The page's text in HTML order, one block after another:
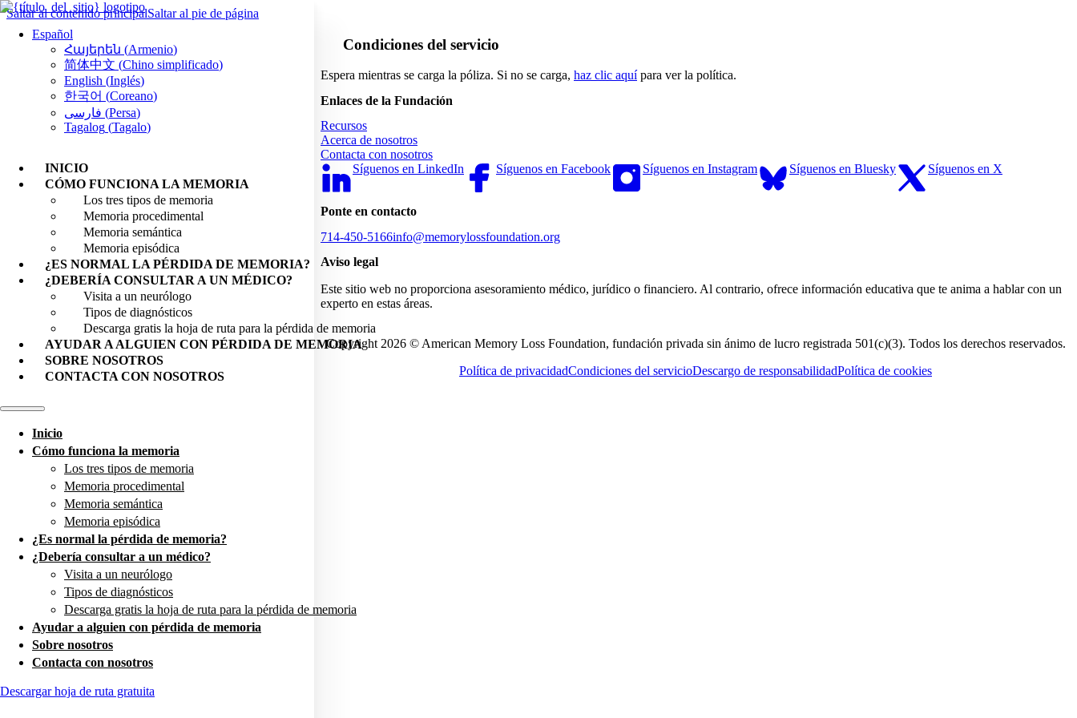
Saltar al contenido principalSaltar al pie de página
Español
Հայերեն (Armenio)
简体中文 (Chino simplificado)
English (Inglés)
한국어 (Coreano)
فارسی (Persa)
Tagalog (Tagalo)
INICIO
CÓMO FUNCIONA LA MEMORIA
Los tres tipos de memoria
Memoria procedimental
Memoria semántica
Memoria episódica
¿ES NORMAL LA PÉRDIDA DE MEMORIA?
¿DEBERÍA CONSULTAR A UN MÉDICO?
Visita a un neurólogo
Tipos de diagnósticos
Descarga gratis la hoja de ruta para la pérdida de memoria
AYUDAR A ALGUIEN CON PÉRDIDA DE MEMORIA
SOBRE NOSOTROS
CONTACTA CON NOSOTROS
Inicio
Cómo funciona la memoria
Los tres tipos de memoria
Memoria procedimental
Memoria semántica
Memoria episódica
¿Es normal la pérdida de memoria?
¿Debería consultar a un médico?
Visita a un neurólogo
Tipos de diagnósticos
Descarga gratis la hoja de ruta para la pérdida de memoria
Ayudar a alguien con pérdida de memoria
Sobre nosotros
Contacta con nosotros
Descargar hoja de ruta gratuita
Condiciones del servicio
Espera mientras se carga la póliza. Si no se carga, haz clic aquípara ver la política.
Enlaces de la Fundación
Recursos
Acerca de nosotros
Contacta con nosotros
Síguenos en LinkedIn
Síguenos en Facebook Síguenos en Instagram Síguenos en Bluesky Síguenos en X
Ponte en contacto
714-450-5166info@memorylossfoundation.org
Aviso legal
Este sitio web no proporciona asesoramiento médico, jurídico o financiero. Al contrario, ofrece información educativa que te anima a hablar con un
experto en estas áreas.
Copyright 2026 © American Memory Loss Foundation, fundación privada sin ánimo de lucro registrada 501(c)(3). Todos los derechos reservados.
Política de privacidadCondiciones del servicioDescargo de responsabilidadPolítica de cookies